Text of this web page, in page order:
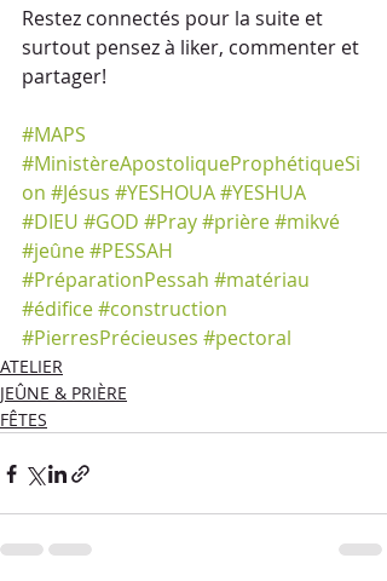
Restez connectés pour la suite et
surtout pensez à liker, commenter et
partager!
#MAPS
#MinistèreApostoliqueProphétiqueSi
on #Jésus #YESHOUA#YESHUA
#DIEU #GOD #Pray#prière#mikvé
#jeûne#PESSAH
#PréparationPessah #matériau
#édifice#construction
#PierresPrécieuses #pectoral
ATELIER
JEÛNE & PRIÈRE
FÊTES